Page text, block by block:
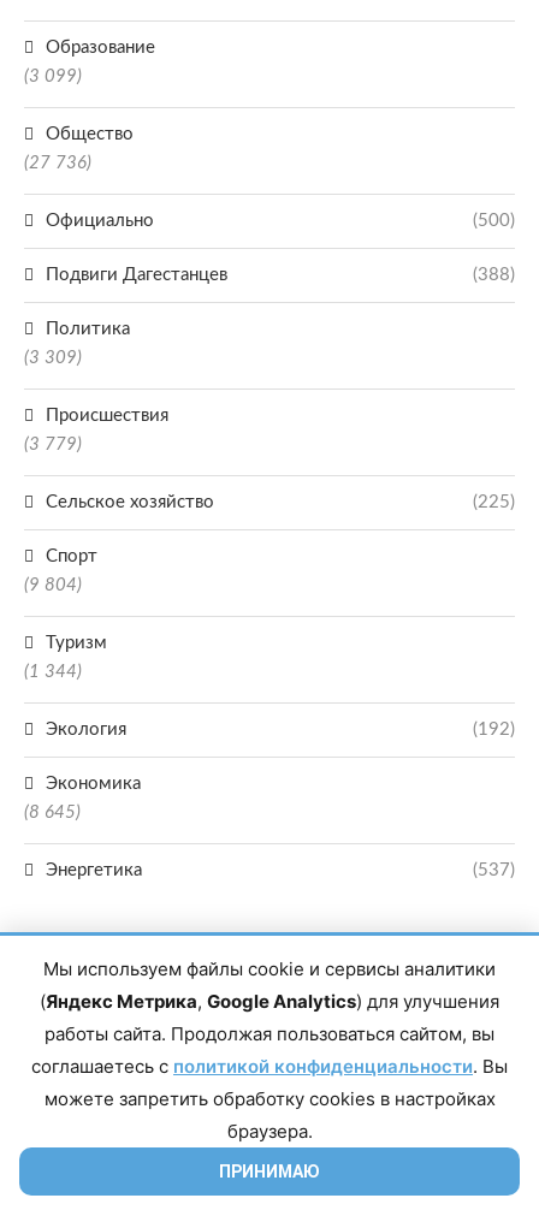
Образование
(3 099)
Общество
(27 736)
Официально (500)
Подвиги Дагестанцев (388)
Политика
(3 309)
Происшествия
(3 779)
Сельское хозяйство (225)
Спорт
(9 804)
Туризм
(1 344)
Экология (192)
Экономика
(8 645)
Энергетика (537)
Главный редактор сетевого издания Магомаев Тимур Нухович. Контакты
редакции: 8(988)-292-94-34 Почта: vestiskfo@gmail.com По вопросам
Дагестан, г. Махачкала, пр-т Насрутдинова, д. 1а. Все права защищены.
Копирование и использование полных материалов запрещено, частичное
цитирование возможно только при условии гиперссылки на сайт mirmol.ru.
Мы используем файлы cookie и сервисы аналитики
(Яндекс Метрика, Google Analytics) для улучшения
работы сайта. Продолжая пользоваться сайтом, вы
соглашаетесь с политикой конфиденциальности. Вы
можете запретить обработку cookies в настройках
браузера.
ПРИНИМАЮ